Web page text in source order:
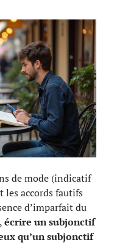
de mode (indicatif
les accords fautifs
d’imparfait du
écrire un subjonctif
qu’un subjonctif